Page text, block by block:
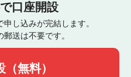
口座開設
し込みが完結します。
送は不要です。
無料）